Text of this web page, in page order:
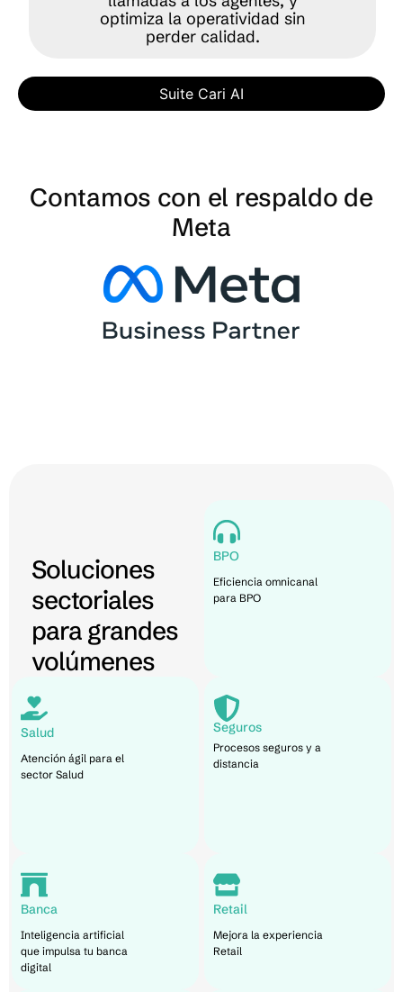
Suite Cari AI
optimiza la operatividad sin
perder calidad.
Contamos con el respaldo de
Meta
Soluciones
sectoriales
para grandes
volúmenes
BPO
Eficiencia omnicanal
para BPO
Salud
Atención ágil para el
sector Salud
Seguros
Procesos seguros y a
distancia
Banca
Inteligencia artificial
que impulsa tu banca
digital
Retail
Mejora la experiencia
Retail